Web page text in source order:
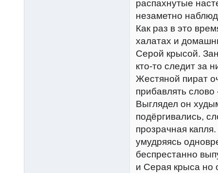
распахнутые
незаметно
Как раз в это
халатах и
Серой крысой.
кто-то следит за
Жестяной пират
прибавлять слово
Выглядел он
подёргивались,
прозрачная
умудряясь
беспрестанно
и Серая крыса но